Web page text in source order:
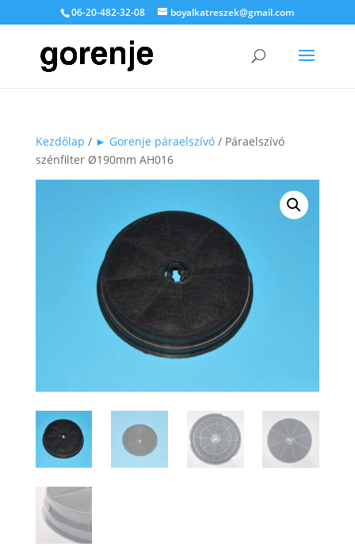
06-20-482-32-08 boyalkatreszek@gmail.com
Kezdőlap / ► Gorenje páraelszívó/ Páraelszívó
szénfilter Ø190mm AH016